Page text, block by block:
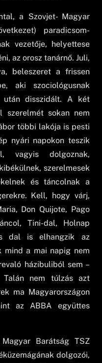
a Szovjet- Magyar
paradicsom-
vezetője, helyettese
az orosz tanárnő. Juli,
beleszeret a frissen
aki szociológusnak
után disszidált. A két
szerelmét sokan nem
többi lakója is pesti
nyári napokon teszik
vagyis dolgoznak,
szerelmesek
és táncolnak a
Kell, hogy várj,
Don Quijote, Pago
Tini-dal, Holnap
dal is elhangzik az
mind a mai napig nem
házibuliból sem –
nem túlzás azt
ma Magyarországon
az ABBA együttes
Barátság TSZ
dolgozói,